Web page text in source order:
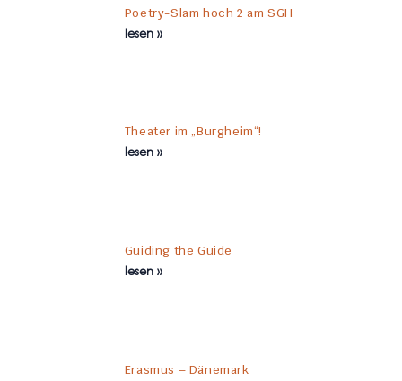
Poetry-Slam hoch 2 am SGH
lesen »
Theater im „Burgheim“!
lesen »
Guiding the Guide
lesen »
Erasmus – Dänemark